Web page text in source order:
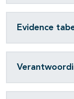
Evidence